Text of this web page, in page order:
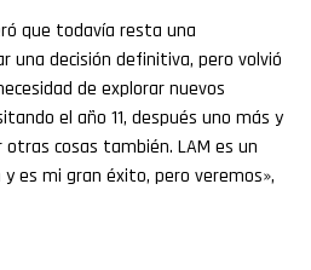
que todavía resta una
decisión definitiva, pero volvió
de explorar nuevos
el año 11, después uno más y
cosas también. LAM es un
es mi gran éxito, pero veremos»,